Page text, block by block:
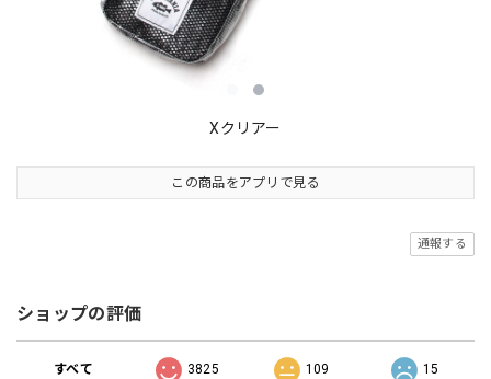
Xクリアー
この商品をアプリで見る
通報する
ショップの評価
すべて 3825 109 15